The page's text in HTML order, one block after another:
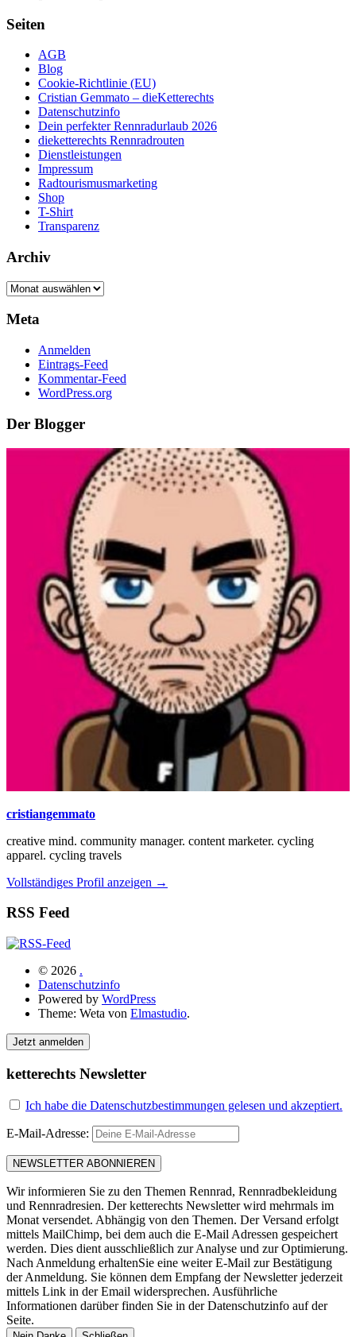
Seiten
AGB
Blog
Cookie-Richtlinie (EU)
Cristian Gemmato – dieKetterechts
Datenschutzinfo
Dein perfekter Rennradurlaub 2026
dieketterechts Rennradrouten
Dienstleistungen
Impressum
Radtourismusmarketing
Shop
T-Shirt
Transparenz
Archiv
Archiv
Meta
Anmelden
Eintrags-Feed
Kommentar-Feed
WordPress.org
Der Blogger
cristiangemmato
creative mind. community manager. content marketer. cycling
apparel. cycling travels
Vollständiges Profil anzeigen →
RSS Feed
© 2026 .
Datenschutzinfo
Powered by WordPress
Theme: Weta von Elmastudio.
Jetzt anmelden
ketterechts Newsletter
Ich habe die Datenschutzbestimmungen gelesen und akzeptiert.
E-Mail-Adresse:
Wir informieren Sie zu den Themen Rennrad, Rennradbekleidung
und Rennradresien. Der ketterechts Newsletter wird mehrmals im
Monat versendet. Abhängig von den Themen. Der Versand erfolgt
mittels MailChimp, bei dem auch die E-Mail Adressen gespeichert
werden. Dies dient ausschließlich zur Analyse und zur Optimierung.
Nach Anmeldung erhaltenSie eine weiter E-Mail zur Bestätigung
der Anmeldung. Sie können dem Empfang der Newsletter jederzeit
mittels Link in der Email widersprechen. Ausführliche
Informationen darüber finden Sie in der Datenschutzinfo auf der
Seite.